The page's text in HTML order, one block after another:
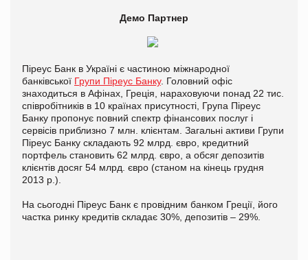
Демо Партнер
Піреус Банк в Україні є частиною міжнародної
банківської Групи Піреус Банку. Головний офіс
знаходиться в Афінах, Греція, нараховуючи понад 22 тис.
співробітників в 10 країнах присутності, Група Піреус
Банку пропонує повний спектр фінансових послуг і
сервісів приблизно 7 млн. клієнтам. Загальні активи Групи
Піреус Банку складають 92 млрд. євро, кредитний
портфель становить 62 млрд. євро, а обсяг депозитів
клієнтів досяг 54 млрд. євро (станом на кінець грудня
2013 р.).
На сьогодні Піреус Банк є провідним банком Греції, його
частка ринку кредитів складає 30%, депозитів – 29%.